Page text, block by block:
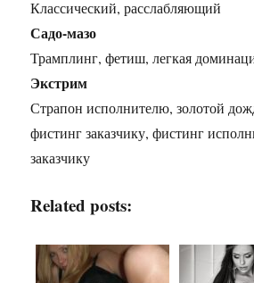
Классический, расслабляющий
Садо-мазо
Трамплинг, фетиш, легкая
Экстрим
Страпон исполнителю, золотой
фистинг заказчику, фистинг
заказчику
Related posts: